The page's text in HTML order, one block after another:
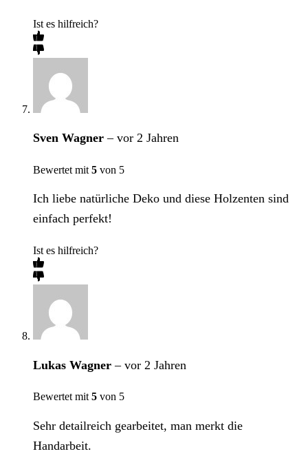
Ist es hilfreich?
Sven Wagner– vor 2 Jahren
Bewertet mit 5 von 5
Ich liebe natürliche Deko und diese Holzenten sind
einfach perfekt!
Ist es hilfreich?
Lukas Wagner– vor 2 Jahren
Bewertet mit5 von 5
Sehr detailreich gearbeitet, man merkt die
Handarbeit.